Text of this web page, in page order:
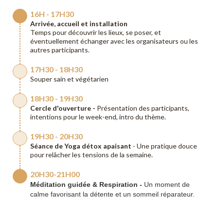
16H - 17H30
Arrivée, accueil et installation
Temps pour découvrir les lieux, se poser, et
éventuellement échanger avec les organisateurs ou les
autres participants.
17H30 - 18H30
Souper sain et végétarien
18H30 - 19H30
Cercle d'ouverture - Présentation des participants,
intentions pour le week-end, intro du thème.
19H30 - 20H30
Séance de Yoga détox apaisant - Une pratique douce
pour relâcher les tensions de la semaine.
20H30-21H00
Méditation guidée & Respiration - Un moment de
calme favorisant la détente et un sommeil réparateur.